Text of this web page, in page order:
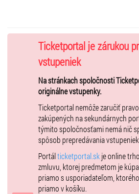
svoje cestovateľské zážitky nielen žije, ale o
svojich ciest publikuje články, uverejňuje
rozhovory v rozhlase i v televízii. Martin bol
sprievodcom a navštívil viac ako 150 krajín
Vstupné/Entry: 4,00 EUR
Zľavy/Discounts: bez nároku na zľavy/
Ticketportal je zárukou
vstupeniek
Na stránkach spoločnosti
originálne vstupenky.
Ticketportal nemôže zaručiť
zakúpených na sekundárnych
týmito spoločnosťami nemá nič
spôsob prepredávania
Portálticketportal.sk je online
zmluvu, ktorej predmetom je
priamo s usporiadateľom,
priamo v košíku.